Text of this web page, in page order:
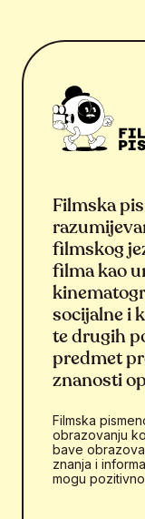
Filmska
filmskog
filma kao
socijalne i
te drugih
predmet
znanosti
Filmska
obrazovanju
bave
znanja i
mogu